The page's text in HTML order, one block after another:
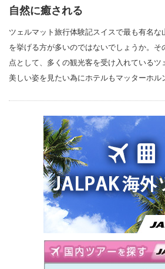
自然に癒される
ツェルマット旅行体験記スイスで最も有名な
を挙げる方が多いのではないでしょうか。
点として、多くの観光客を受け入れている
美しい姿を見たい為にホテルもマッターホ